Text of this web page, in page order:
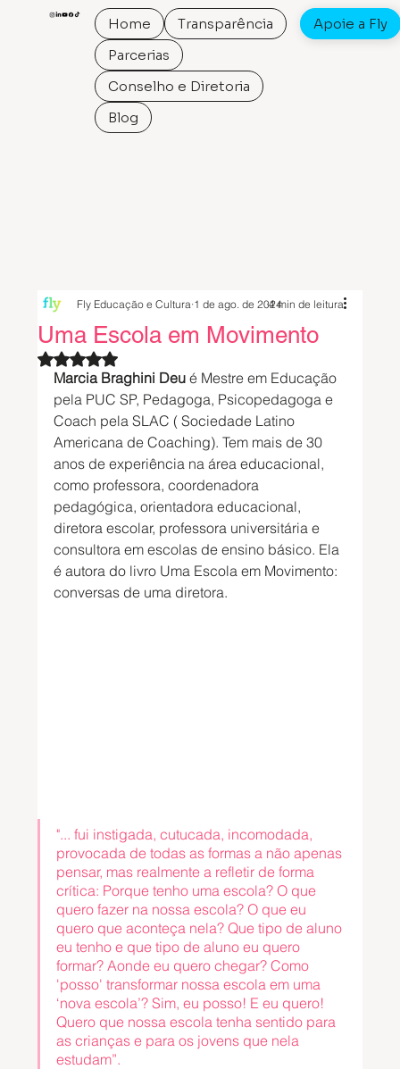
Home
Transparência
Parcerias
Conselho e Diretoria
Blog
Apoie a Fly
Uma Escola em Movimento
Fly Educação e Cultura 1 de ago. de 20244 min de leitura
Avaliado com NaN de 5 estrelas.
Marcia Braghini Deu é Mestre em Educação
pela PUC SP, Pedagoga, Psicopedagoga e
Coach pela SLAC ( Sociedade Latino
Americana de Coaching). Tem mais de 30
anos de experiência na área educacional,
como professora, coordenadora
pedagógica, orientadora educacional,
diretora escolar, professora universitária e
consultora em escolas de ensino básico. Ela
é autora do livro Uma Escola em Movimento:
conversas de uma diretora.
"... fui instigada, cutucada, incomodada,
provocada de todas as formas a não apenas
pensar, mas realmente a refletir de forma
crítica: Porque tenho uma escola? O que
quero fazer na nossa escola? O que eu
quero que aconteça nela? Que tipo de aluno
eu tenho e que tipo de aluno eu quero
formar? Aonde eu quero chegar? Como
'posso' transformar nossa escola em uma
‘nova escola’? Sim, eu posso! E eu quero!
Quero que nossa escola tenha sentido para
as crianças e para os jovens que nela
estudam”.